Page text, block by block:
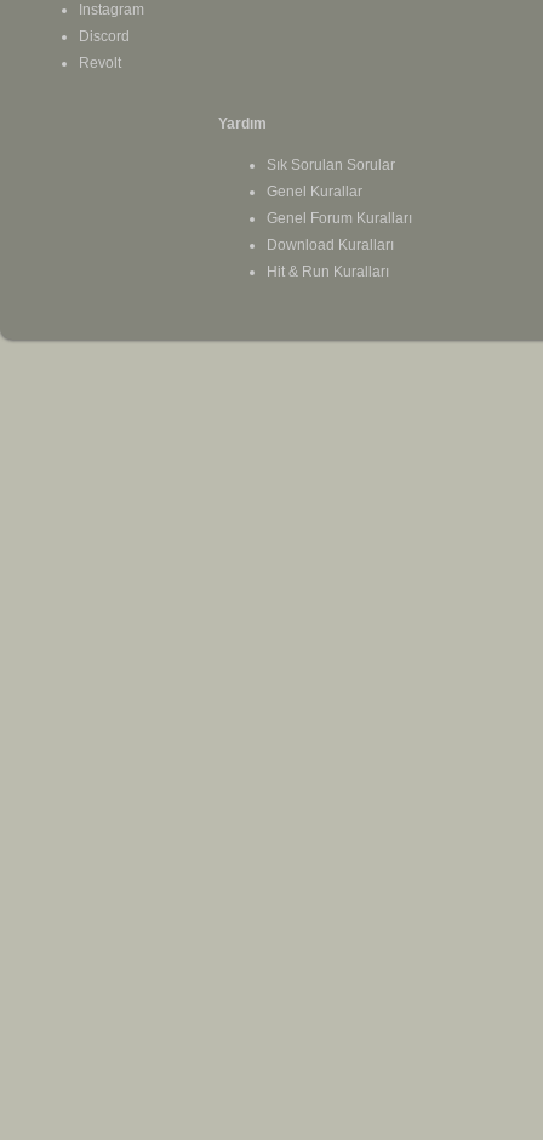
Instagram
Discord
Revolt
Yardım
Sık Sorulan Sorular
Genel Kurallar
Genel Forum Kuralları
Download Kuralları
Hit & Run Kuralları